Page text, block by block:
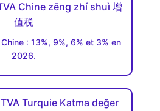
Chine zēng zhí shuì 增
值税
: 13%, 9%, 6% et 3% en
2026.
Turquie Katma değer